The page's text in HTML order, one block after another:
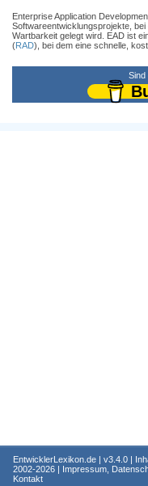
Enterprise Application
Softwareentwicklungsprojekte,
Wartbarkeit gelegt wird. EAD ist
(RAD), bei dem eine schnelle,
Sind
EntwicklerLexikon.de | v3.4.0 |
2002-2026 | Impressum,
Kontakt